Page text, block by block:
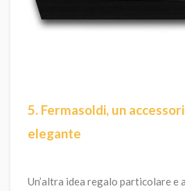
5. Fermasoldi, un
elegante
Un’altra idea regalo particolare e